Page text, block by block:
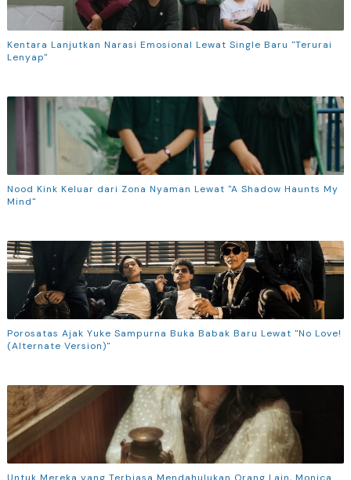
Kentara Lanjutkan Narasi Emosional Lewat Single Baru "Terurai
Lenyap"
Nood Kink Keluar dari Zona Nyaman Lewat "A Shadow Haunts My
Mind"
Porosatas Ajak Yuke Sampurna Buka Babak Baru Lewat "No Love!
(Alternate Version)"
Untuk Mereka yang Terbiasa Mendahulukan Orang Lain, Monica